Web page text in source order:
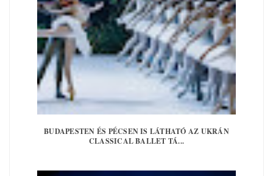
BUDAPESTEN ÉS PÉCSEN IS LÁTHATÓ AZ UKRÁN
CLASSICAL BALLET TÁ...